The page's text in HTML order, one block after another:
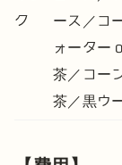
ク
ース／コ
ォーター
茶／コー
茶／黒ウ